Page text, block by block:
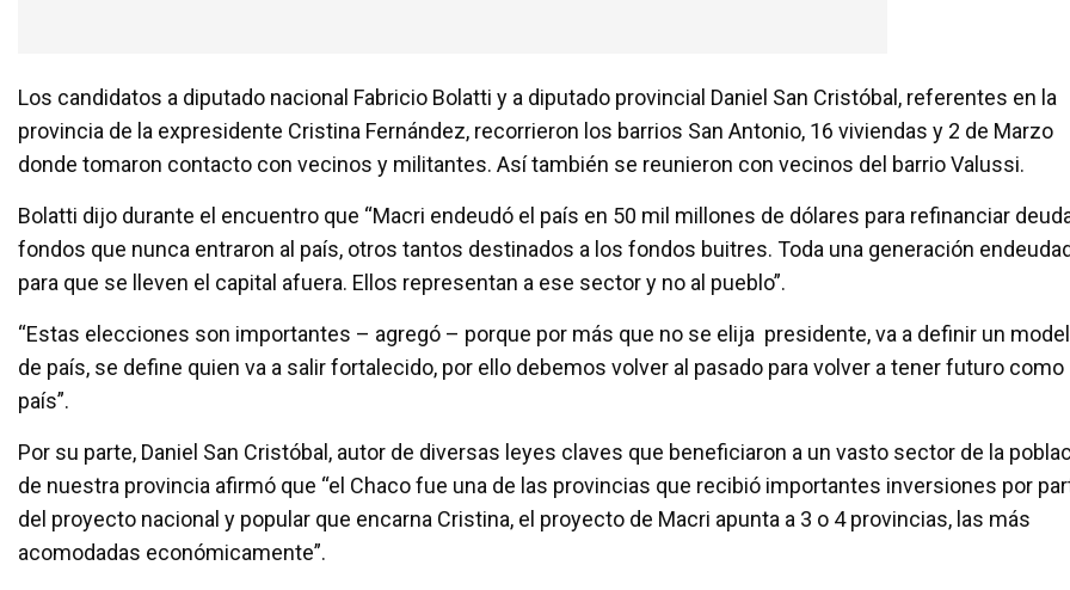
Los candidatos a diputado nacional Fabricio Bolatti y a diputado provincial Daniel San Cristóbal, referentes en la
provincia de la expresidente Cristina Fernández, recorrieron los barrios San Antonio, 16 viviendas y 2 de Marzo
donde tomaron contacto con vecinos y militantes. Así también se reunieron con vecinos del barrio Valussi.
Bolatti dijo durante el encuentro que “Macri endeudó el país en 50 mil millones de dólares para refinanciar
fondos que nunca entraron al país, otros tantos destinados a los fondos buitres. Toda una generación
para que se lleven el capital afuera. Ellos representan a ese sector y no al pueblo”.
“Estas elecciones son importantes – agregó – porque por más que no se elija presidente, va a definir un
de país, se define quien va a salir fortalecido, por ello debemos volver al pasado para volver a tener futuro como
país”.
Por su parte, Daniel San Cristóbal, autor de diversas leyes claves que beneficiaron a un vasto sector de la
de nuestra provincia afirmó que “el Chaco fue una de las provincias que recibió importantes inversiones por
del proyecto nacional y popular que encarna Cristina, el proyecto de Macri apunta a 3 o 4 provincias, las más
acomodadas económicamente”.